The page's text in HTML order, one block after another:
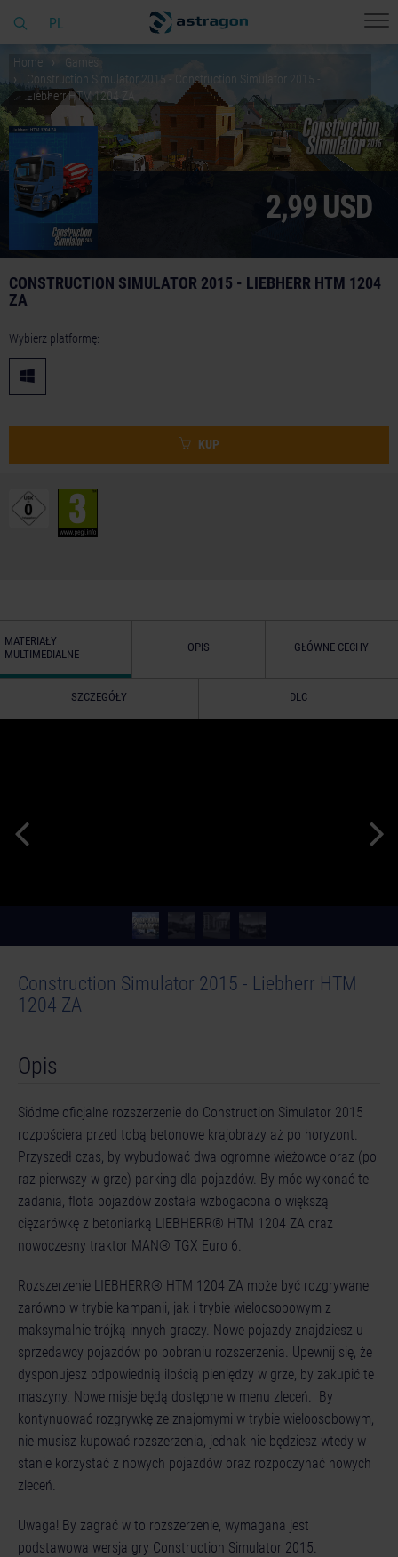
PL
Home
Games
Construction Simulator 2015 - Construction Simulator 2015 -
Liebherr HTM 1204 ZA
2,99 USD
CONSTRUCTION SIMULATOR 2015 - LIEBHERR HTM 1204
ZA
Wybierz platformę:
KUP
MATERIAŁY
MULTIMEDIALNE
OPIS GŁÓWNE CECHY
SZCZEGÓŁY DLC
Construction Simulator 2015 - Liebherr HTM
1204 ZA
Opis
Siódme oficjalne rozszerzenie do Construction Simulator 2015
rozpościera przed tobą betonowe krajobrazy aż po horyzont.
Przyszedł czas, by wybudować dwa ogromne wieżowce oraz (po
raz pierwszy w grze) parking dla pojazdów. By móc wykonać te
zadania, flota pojazdów została wzbogacona o większą
ciężarówkę z betoniarką LIEBHERR® HTM 1204 ZA oraz
nowoczesny traktor MAN® TGX Euro 6.
Rozszerzenie LIEBHERR® HTM 1204 ZA może być rozgrywane
zarówno w trybie kampanii, jak i trybie wieloosobowym z
maksymalnie trójką innych graczy. Nowe pojazdy znajdziesz u
sprzedawcy pojazdów po pobraniu rozszerzenia. Upewnij się, że
dysponujesz odpowiednią ilością pieniędzy w grze, by zakupić te
maszyny. Nowe misje będą dostępne w menu zleceń. By
kontynuować rozgrywkę ze znajomymi w trybie wieloosobowym,
nie musisz kupować rozszerzenia, jednak nie będziesz wtedy w
stanie korzystać z nowych pojazdów oraz rozpoczynać nowych
zleceń.
Uwaga! By zagrać w to rozszerzenie, wymagana jest
podstawowa wersja gry Construction Simulator 2015.